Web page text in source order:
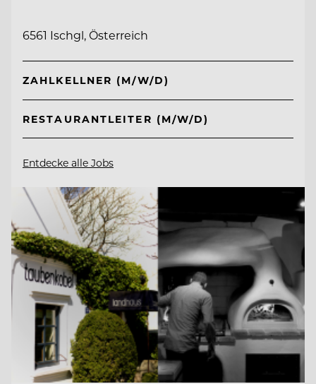
6561 Ischgl, Österreich
ZAHLKELLNER (M/W/D)
RESTAURANTLEITER (M/W/D)
Entdecke alle Jobs